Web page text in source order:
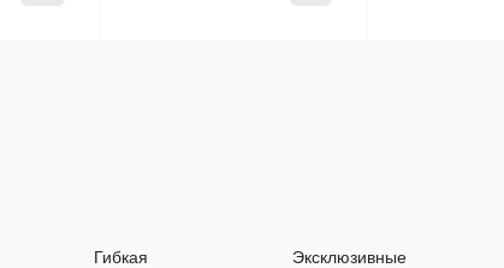
Гибкая
Эксклюзивные